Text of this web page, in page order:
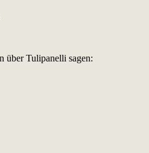
über Tulipanelli sagen: